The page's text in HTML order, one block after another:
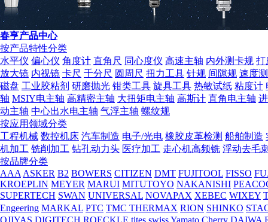
春亨产品中心
按产品特性分类
水平仪 偏心仪 角度计 直角尺 同心度仪 高速主轴 内外测卡规 打
放大镜 内视镜 卡尺 千分尺 圆周尺 扭力工具 针规 间隙规 速度
磁盘 工业胶粘剂 研磨抛光 钳类工具 旋具工具 热敏试纸 粘度计
轴 MSIY电主轴 高精密主轴 大扭矩电主轴 高斯计 直角电主轴
动主轴 中心出水电主轴 气浮主轴 螺纹规
按应用领域分类
工程机械 数控机床 汽车制造 电子/光电 橡胶皮革检测 船舶制造
机加工 铣削加工 钻孔动力头 医疗加工 走心机高频铣 浮动去毛
按品牌分类
AAA ASKER B2 BOWERS CITIZEN DMT FUJITOOL FISSO
KROEPLIN MEYER MARUI MITUTOYO NAKANISHI
SUPERTECH SWAN UNIVERSAL NOVAPAX XEBEC WIXEY
Engeering MARKAL PTC TMC THERMAX RION SHINKO
OJIYAS DIGITECH ROECKLE tites swissYamato Cherry DAIWA
组织机构代码证